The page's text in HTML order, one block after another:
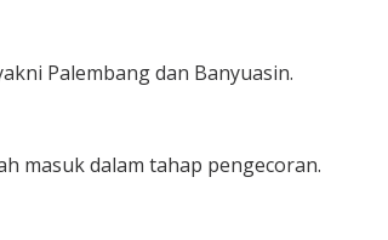
Palembang dan Banyuasin.
masuk dalam tahap pengecoran.